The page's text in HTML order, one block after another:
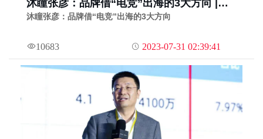
沐瞳张彦：品牌借“电竞”出海的3大方向 |
MS2022灵眸大赏
沐瞳张彦：品牌借“电竞”出海的3大方向
10683 2023-07-31 02:39:41